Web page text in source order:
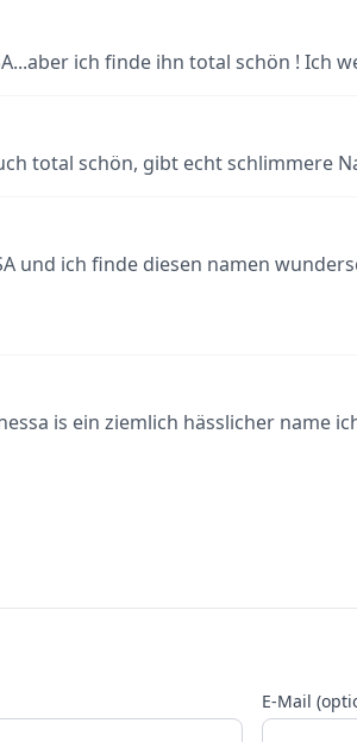
ich finde ihn total schön ! Ich
total schön, gibt echt schlimmere
und ich finde diesen namen
is ein ziemlich hässlicher name
E-Mail